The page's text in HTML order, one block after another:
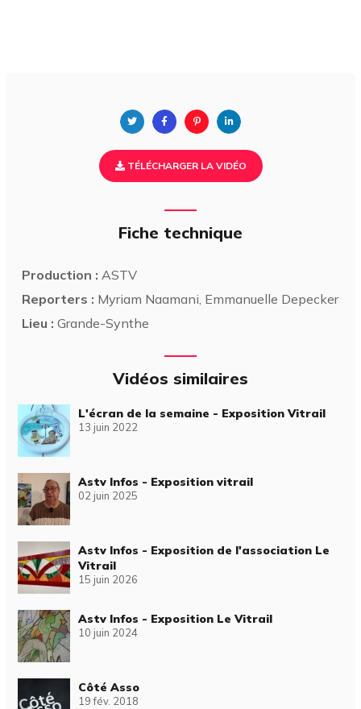
TÉLÉCHARGER LA VIDÉO
Fiche technique
Production : ASTV
Reporters : Myriam Naamani, Emmanuelle Depecker
Lieu : Grande-Synthe
Vidéos similaires
L'écran de la semaine - Exposition Vitrail
13 juin 2022
Astv Infos - Exposition vitrail
02 juin 2025
Astv Infos - Exposition de l'association Le
Vitrail
15 juin 2026
Astv Infos - Exposition Le Vitrail
10 juin 2024
Côté Asso
19 fév. 2018